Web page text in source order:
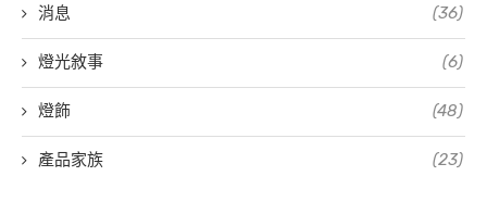
消息 (36)
燈光敘事 (6)
燈飾 (48)
產品家族 (23)